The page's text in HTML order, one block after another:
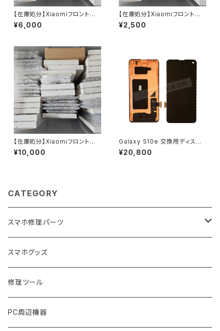
【在庫処分】Xiaomiフロントパ
ネル（6,000円均一）
¥6,000
【在庫処分】Xiaomiフロントパ
ネル（2,500円均一）
¥2,500
【在庫処分】Xiaomiフロントパ
ネル（10,000円均一）
¥10,000
Galaxy S10e 交換用ディスプ
レイ(純正再生品) <Samsung
>
¥20,800
CATEGORY
スマホ修理パーツ
Apple (アップル)
交換用ディスプレイ
交換用バッテリー
Huawei (ファーウェイ)
交換用ディスプレイ
Google (グーグル)
スマホグッズ
修理ツール
PC周辺機器